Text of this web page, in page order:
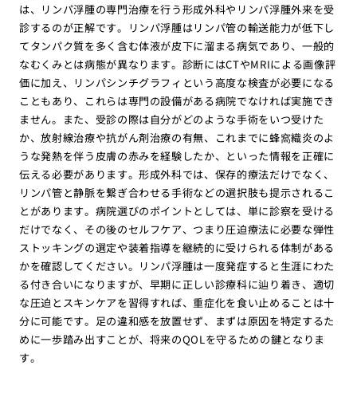
は、リンパ浮腫の専門治療を行う形成外科やリンパ浮腫外来を受
診するのが正解です。リンパ浮腫はリンパ管の輸送能力が低下し
てタンパク質を多く含む体液が皮下に溜まる病気であり、一般的
なむくみとは病態が異なります。診断にはCTやMRIによる画像評
価に加え、リンパシンチグラフィという高度な検査が必要になる
こともあり、これらは専門の設備がある病院でなければ実施でき
ません。また、受診の際は自分がどのような手術をいつ受けた
か、放射線治療や抗がん剤治療の有無、これまでに蜂窩織炎のよ
うな発熱を伴う皮膚の赤みを経験したか、といった情報を正確に
伝える必要があります。形成外科では、保存的療法だけでなく、
リンパ管と静脈を繋ぎ合わせる手術などの選択肢も提示されるこ
とがあります。病院選びのポイントとしては、単に診察を受ける
だけでなく、その後のセルフケア、つまり圧迫療法に必要な弾性
ストッキングの選定や装着指導を継続的に受けられる体制がある
かを確認してください。リンパ浮腫は一度発症すると生涯にわた
る付き合いになりますが、早期に正しい診療科に辿り着き、適切
な圧迫とスキンケアを習得すれば、重症化を食い止めることは十
分に可能です。足の違和感を放置せず、まずは原因を特定するた
めに一歩踏み出すことが、将来のQOLを守るための鍵となりま
す。